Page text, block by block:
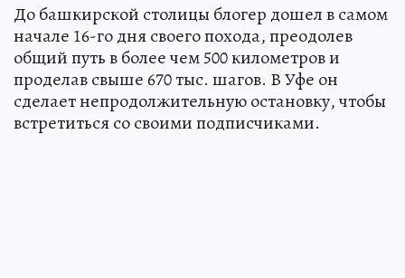
До башкирской столицы блогер дошел в самом
начале 16-го дня своего похода, преодолев
общий путь в более чем 500 километров и
проделав свыше 670 тыс. шагов. В Уфе он
сделает непродолжительную остановку, чтобы
встретиться со своими подписчиками.